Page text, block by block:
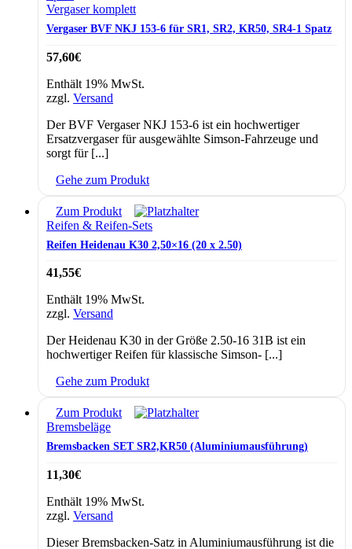
Vergaser komplett
Vergaser BVF NKJ 153-6 für SR1, SR2, KR50, SR4-1 Spatz
57,60€
Enthält 19% MwSt.
zzgl. Versand
Der BVF Vergaser NKJ 153-6 ist ein hochwertiger
Ersatzvergaser für ausgewählte Simson-Fahrzeuge und
sorgt für [...]
Gehe zum Produkt
Zum Produkt
Reifen & Reifen-Sets
Reifen Heidenau K30 2,50×16 (20 x 2.50)
41,55€
Enthält 19% MwSt.
zzgl. Versand
Der Heidenau K30 in der Größe 2.50-16 31B ist ein
hochwertiger Reifen für klassische Simson- [...]
Gehe zum Produkt
Zum Produkt
Bremsbeläge
Bremsbacken SET SR2,KR50 (Aluminiumausführung)
11,30€
Enthält 19% MwSt.
zzgl. Versand
Dieser Bremsbacken-Satz in Aluminiumausführung ist die